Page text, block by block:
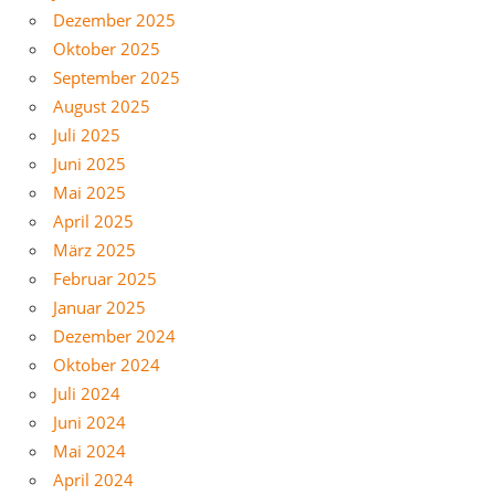
Dezember 2025
Oktober 2025
September 2025
August 2025
Juli 2025
Juni 2025
Mai 2025
April 2025
März 2025
Februar 2025
Januar 2025
Dezember 2024
Oktober 2024
Juli 2024
Juni 2024
Mai 2024
April 2024